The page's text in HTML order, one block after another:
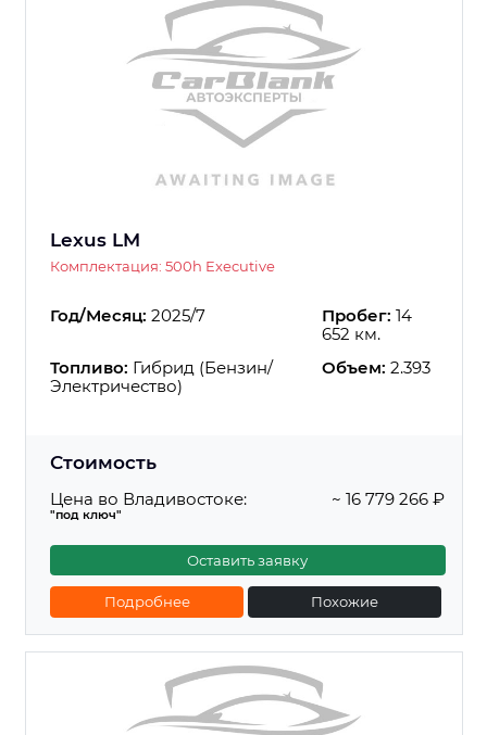
Lexus LM
Комплектация: 500h Executive
Год/Месяц: 2025/7 Пробег: 14
652 км.
Топливо: Гибрид (Бензин/
Электричество)
Объем: 2.393
Стоимость
Цена во Владивостоке:
"под ключ"
~ 16 779 266 ₽
Оставить заявку
Подробнее Похожие